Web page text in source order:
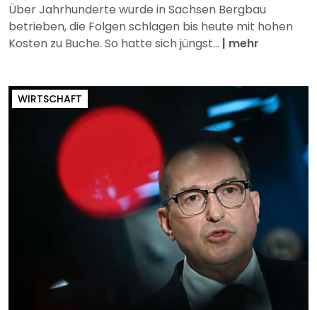
Über Jahrhunderte wurde in Sachsen Bergbau
betrieben, die Folgen schlagen bis heute mit hohen
Kosten zu Buche. So hatte sich jüngst... | mehr
WIRTSCHAFT